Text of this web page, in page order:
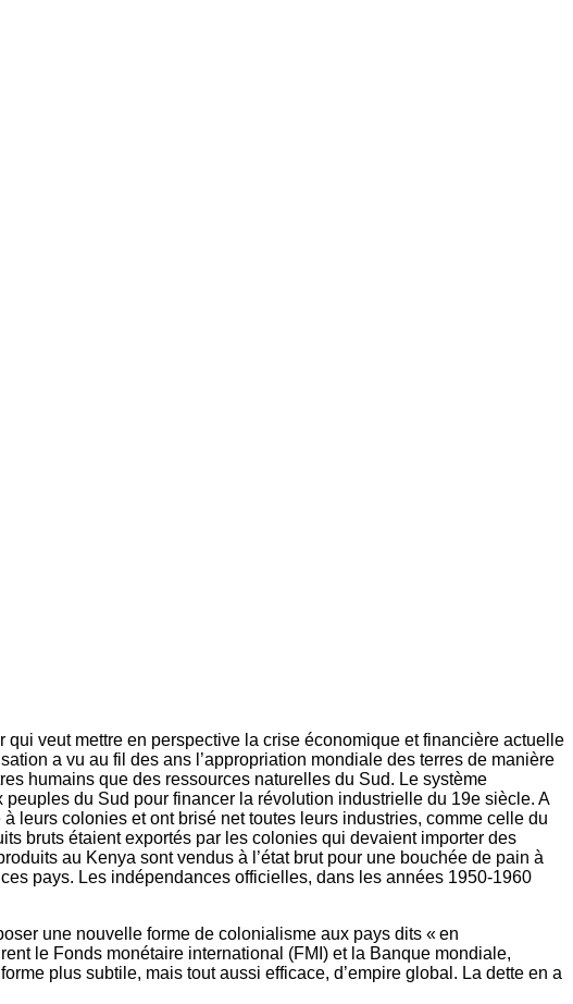
veut mettre en perspective la crise économique et financière actuelle
a vu au fil des ans l’appropriation mondiale des terres de manière
humains que des ressources naturelles du Sud. Le système
du Sud pour financer la révolution industrielle du 19e siècle. A
leurs colonies et ont brisé net toutes leurs industries, comme celle du
bruts étaient exportés par les colonies qui devaient importer des
au Kenya sont vendus à l’état brut pour une bouchée de pain à
pays. Les indépendances officielles, dans les années 1950-1960
une nouvelle forme de colonialisme aux pays dits « en
le Fonds monétaire international (FMI) et la Banque mondiale,
plus subtile, mais tout aussi efficace, d’empire global. La dette en a